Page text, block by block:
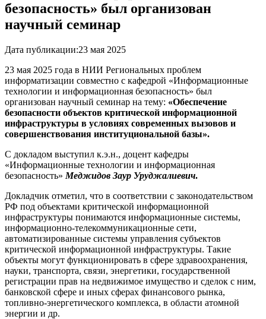
безопасность» был организован
научный семинар
Дата публикации:23 мая 2025
23 мая 2025 года в НИИ Региональных проблем
информатизации совместно с кафедрой «Информационные
технологии и информационная безопасность» был
организован научный семинар на тему: «Обеспечение
безопасности объектов критической информационной
инфраструктуры в условиях современных вызовов и
совершенствования институциональной базы».
С докладом выступил к.э.н., доцент кафедры
«Информационные технологии и информационная
безопасность» Меджидов Заур Уруджалиевич.
Докладчик отметил, что в соответствии с законодательством
РФ под объектами критической информационной
инфраструктуры понимаются информационные системы,
информационно-телекоммуникационные сети,
автоматизированные системы управления субъектов
критической информационной инфраструктуры. Такие
объекты могут функционировать в сфере здравоохранения,
науки, транспорта, связи, энергетики, государственной
регистрации прав на недвижимое имущество и сделок с ним,
банковской сфере и иных сферах финансового рынка,
топливно-энергетического комплекса, в области атомной
энергии и др.